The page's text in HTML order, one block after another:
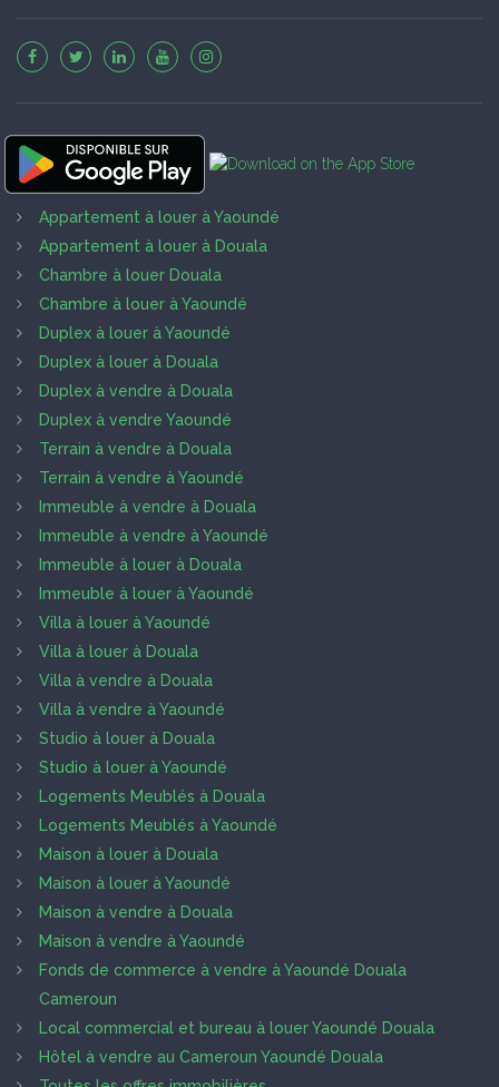
Appartement à louer à Yaoundé
Appartement à louer à Douala
Chambre à louer Douala
Chambre à louer à Yaoundé
Duplex à louer à Yaoundé
Duplex à louer à Douala
Duplex à vendre à Douala
Duplex à vendre Yaoundé
Terrain à vendre à Douala
Terrain à vendre à Yaoundé
Immeuble à vendre à Douala
Immeuble à vendre à Yaoundé
Immeuble à louer à Douala
Immeuble à louer à Yaoundé
Villa à louer à Yaoundé
Villa à louer à Douala
Villa à vendre à Douala
Villa à vendre à Yaoundé
Studio à louer à Douala
Studio à louer à Yaoundé
Logements Meublés à Douala
Logements Meublés à Yaoundé
Maison à louer à Douala
Maison à louer à Yaoundé
Maison à vendre à Douala
Maison à vendre à Yaoundé
Fonds de commerce à vendre à Yaoundé Douala
Cameroun
Local commercial et bureau à louer Yaoundé Douala
Hôtel à vendre au Cameroun Yaoundé Douala